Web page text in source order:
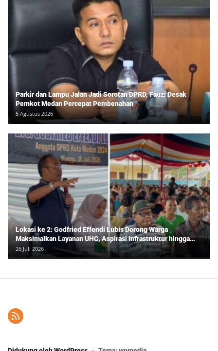
Parkir dan Lampu Jalan Jadi Sorotan DPRD, Fauzi Desak
Pemkot Medan Percepat Pembenahan
5 Agustus 2026
Lokasi ke 2: Godfried Effendi Lubis Dorong Warga
Maksimalkan Layanan UHC, Aspirasi Infrastruktur hingga
Pendidikan Mengemuka dalam Reses Medan Amplas
26 Juli 2026